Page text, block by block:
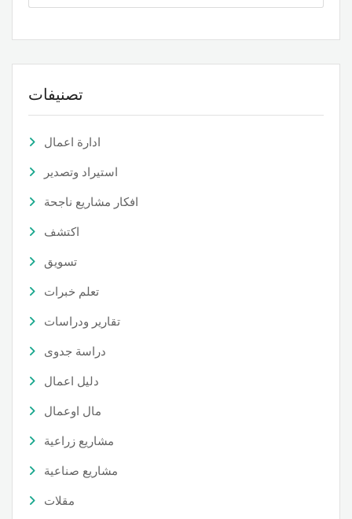
تصنيفات
ادارة اعمال
استيراد وتصدير
افكار مشاريع ناجحة
اكتشف
تسويق
تعلم خبرات
تقارير ودراسات
دراسة جدوى
دليل اعمال
مال اوعمال
مشاريع زراعية
مشاريع صناعية
مقلات